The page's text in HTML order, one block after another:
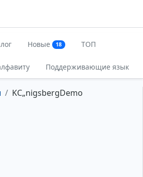
Новые 18 ТОП
Поддерживающие язык
KС„nigsbergDemo